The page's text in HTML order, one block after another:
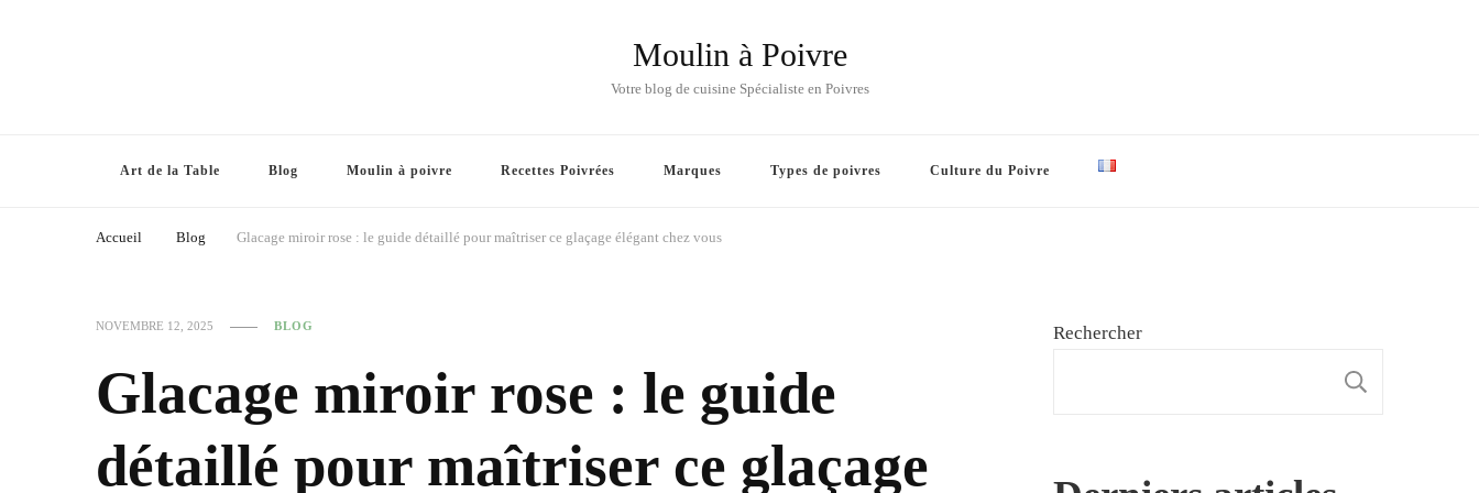
Moulin à Poivre
Votre blog de cuisine Spécialiste en Poivres
Art de la Table Blog Moulin à poivre Recettes Poivrées Marques Types de poivres Culture du Poivre
Accueil Blog Glacage miroir rose : le guide détaillé pour maîtriser ce glaçage élégant chez vous
NOVEMBRE 12, 2025 BLOG
Glacage miroir rose : le guide
détaillé pour maîtriser ce glaçage
Rechercher